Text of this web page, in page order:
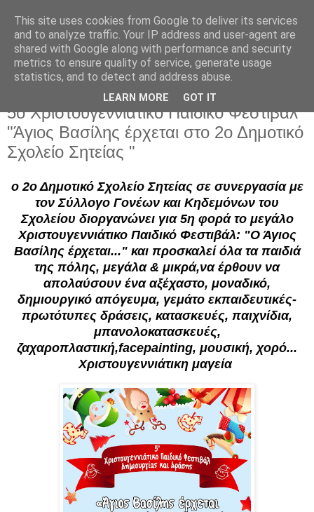
Σάββατο 17 Δεκεμβρίου 2022
5ο Χριστουγεννιάτικο Παιδικό Φεστιβάλ
"Άγιος Βασίλης έρχεται στο 2ο Δημοτικό
Σχολείο Σητείας "
ο 2ο Δημοτικό Σχολείο Σητείας σε συνεργασία με
τον Σύλλογο Γονέων και Κηδεμόνων του
Σχολείου διοργανώνει για 5η φορά το μεγάλο
Χριστουγεννιάτικο Παιδικό Φεστιβάλ: "Ο Άγιος
Βασίλης έρχεται..." και προσκαλεί όλα τα παιδιά
της πόλης, μεγάλα & μικρά,να έρθουν να
απολαύσουν ένα αξέχαστο, μοναδικό,
δημιουργικό απόγευμα, γεμάτο εκπαιδευτικές-
πρωτότυπες δράσεις, κατασκευές, παιχνίδια,
μπανολοκατασκευές,
ζαχαροπλαστική,facepainting, μουσική, χορό...
Χριστουγεννιάτικη μαγεία
This site uses cookies from Google to deliver its services
and to analyze traffic. Your IP address and user-agent are
shared with Google along with performance and security
metrics to ensure quality of service, generate usage
statistics, and to detect and address abuse.
LEARN MORE GOT IT